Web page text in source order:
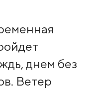
днем без
Ветер